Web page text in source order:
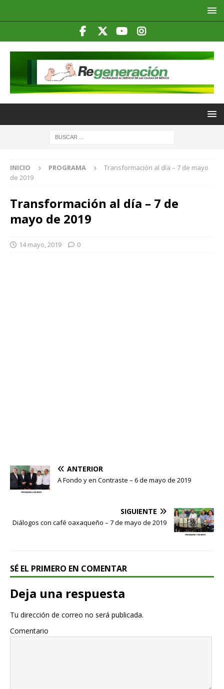
INICIO PROGRAMA
Transformación al día – 7 de mayo
de 2019
Transformación al día – 7 de
mayo de 2019
14 mayo, 2019 0
ANTERIOR
A Fondo y en Contraste – 6 de mayo de 2019
SIGUIENTE
Diálogos con café oaxaqueño – 7 de mayo de 2019
SÉ EL PRIMERO EN COMENTAR
Deja una respuesta
Tu dirección de correo no será publicada.
Comentario